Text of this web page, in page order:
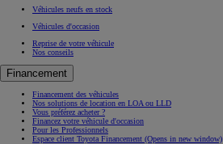
Véhicules neufs en stock
Véhicules d'occasion
Reprise de votre véhicule
Nos conseils
Financement
Financement des véhicules
Nos solutions de location en LOA ou LLD
Vous préférez acheter ?
Financez votre véhicule d'occasion
Pour les Professionnels
Espace client Toyota Financement (Opens in new window)